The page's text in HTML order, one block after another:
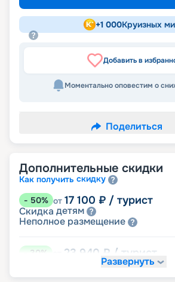
+1 000Круизных
Добавить в
Моментально оповестим о
Поделиться
Дополнительные скидки
Как получить скидку
- 50% от 17 100 ₽ / турист
Скидка детям
Неполное размещение
30% 23 940 ₽ / турист
Скидки за размещение на
Развернуть